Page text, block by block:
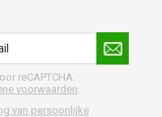
reCAPTCHA.
voorwaarden.
van persoonlijke